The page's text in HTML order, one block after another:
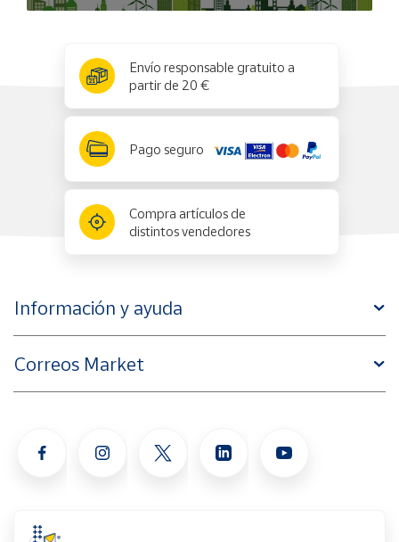
Envío responsable gratuito a
partir de 20 €
Pago seguro
Compra artículos de
distintos vendedores
Información y ayuda
Correos Market